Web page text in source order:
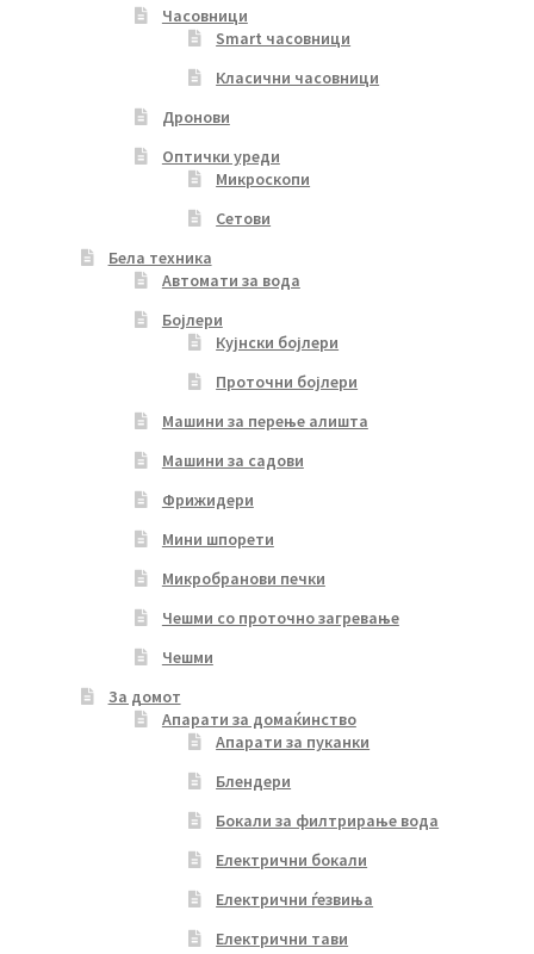
Часовници
Smart часовници
Класични часовници
Дронови
Оптички уреди
Микроскопи
Сетови
Бела техника
Автомати за вода
Бојлери
Кујнски бојлери
Проточни бојлери
Машини за перење алишта
Машини за садови
Фрижидери
Мини шпорети
Микробранови печки
Чешми со проточно загревање
Чешми
За домот
Апарати за домаќинство
Апарати за пуканки
Блендери
Бокали за филтрирање вода
Електрични бокали
Електрични ѓезвиња
Електрични тави